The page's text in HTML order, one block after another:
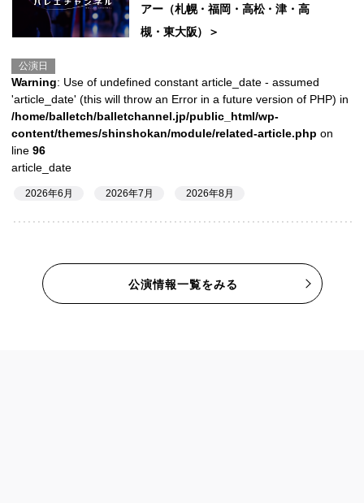
アー（札幌・福岡・高松・津・高
槻・東大阪）＞
公演日
Warning: Use of undefined constant article_date - assumed
'article_date' (this will throw an Error in a future version of PHP) in
/home/balletch/balletchannel.jp/public_html/wp-
content/themes/shinshokan/module/related-article.php on
line 96
article_date
2026年6月 2026年7月 2026年8月
公演情報一覧をみる